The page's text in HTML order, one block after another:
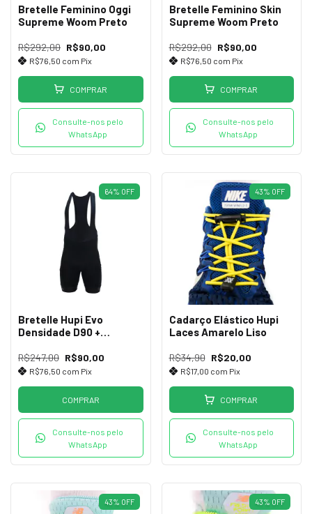
Bretelle Feminino Oggi
Supreme Woom Preto
R$292,00 R$90,00
R$76,50 com Pix
COMPRAR
Consulte-nos pelo
WhatsApp
Bretelle Feminino Skin
Supreme Woom Preto
R$292,00 R$90,00
R$76,50 com Pix
COMPRAR
Consulte-nos pelo
WhatsApp
64% OFF
Bretelle Hupi Evo
Densidade D90 +
R$247,00 R$90,00
R$76,50 com Pix
COMPRAR
Consulte-nos pelo
WhatsApp
43% OFF
Cadarço Elástico Hupi
Laces Amarelo Liso
R$34,90 R$20,00
R$17,00 com Pix
COMPRAR
Consulte-nos pelo
WhatsApp
43% OFF 43% OFF